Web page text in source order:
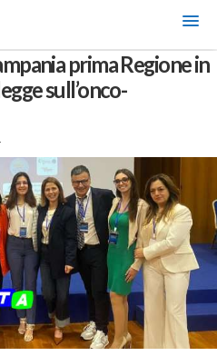
prima Regione in
sull’onco-